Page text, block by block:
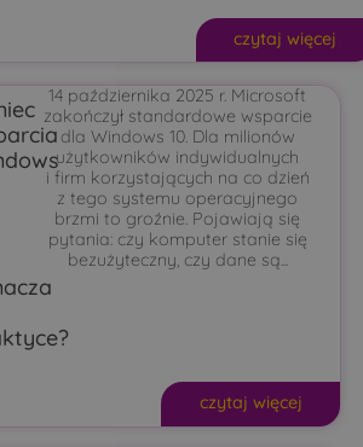
czytaj więcej
14 października 2025 r. Microsoft
zakończył standardowe wsparcie
dla Windows 10. Dla milionów
użytkowników indywidualnych
i firm korzystających na co dzień
z tego systemu operacyjnego
brzmi to groźnie. Pojawiają się
pytania: czy komputer stanie się
bezużyteczny, czy dane są...
czytaj więcej